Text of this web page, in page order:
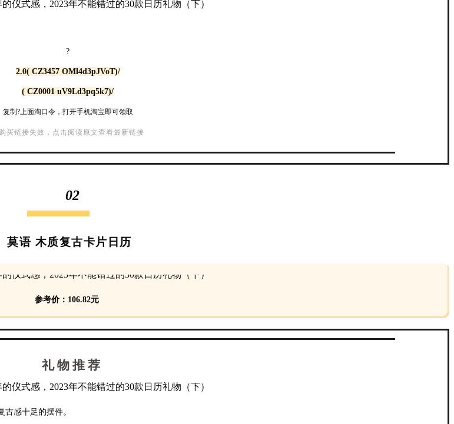
?
2.0( CZ3457 OMl4d3pJVoT)/
( CZ0001 uV9Ld3pq5k7)/
复制?上面淘口令，打开手机淘宝即可领取
买链接失效，点击阅读原文查看最新链接
02
莫语 木质复古卡片日历
参考价：106.82元
礼 物 推 荐
感十足的摆件。